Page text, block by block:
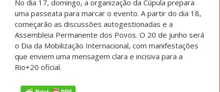
No dia 17, domingo, a organização da Cúpula prepara
uma passeata para marcar o evento. A partir do dia 18,
começarão as discussões autogestionadas e a
Assembleia Permanente dos Povos. O 20 de junho será
o Dia da Mobilização Internacional, com manifestações
que enviem uma mensagem clara e incisiva para a
Rio+20 oficial.